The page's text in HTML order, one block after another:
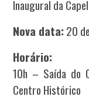
Inaugural da
Nova data: 20
Horário:
10h – Saída do
Centro Histórico